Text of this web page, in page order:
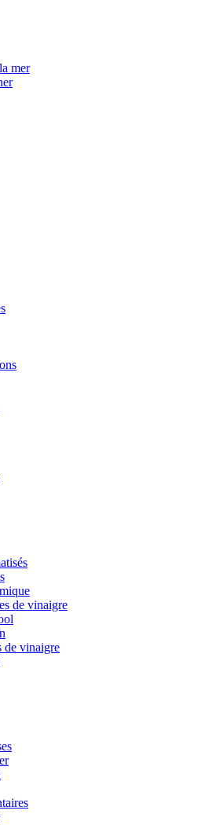
mer
de vinaigre
de vinaigre